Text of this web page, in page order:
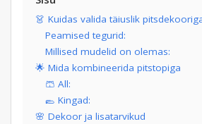
👗 Kuidas valida täiuslik
Peamised tegurid:
Millised mudelid on olemas:
🌟 Mida kombineerida pitstopiga
🩳 All:
🥿 Kingad:
🌸 Dekoor ja lisatarvikud